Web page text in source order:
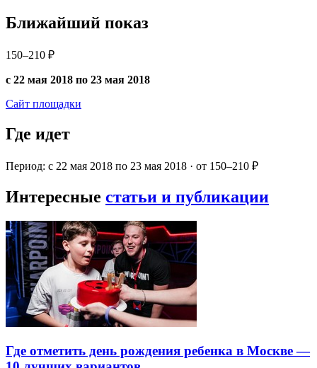
Ближайший показ
150–210 ₽
с 22 мая 2018 по 23 мая 2018
Сайт площадки
Где идет
Период: с 22 мая 2018 по 23 мая 2018 · от 150–210 ₽
Интересные статьи и публикации
Где отметить день рождения ребенка в Москве —